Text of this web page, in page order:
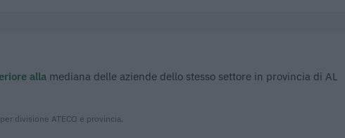
alla mediana delle aziende dello stesso settore in provincia di AL
divisione ATECO e provincia.